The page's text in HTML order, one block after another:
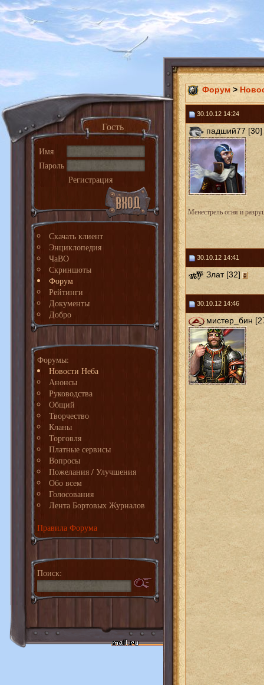
Гость
Имя
Пароль
Регистрация
Скачать клиент
Энциклопедия
ЧаВО
Скриншоты
Форум
Рейтинги
Документы
Добро
Форумы:
Новости Неба
Анонсы
Руководства
Общий
Творчество
Кланы
Торговля
Платные сервисы
Вопросы
Пожелания / Улучшения
Обо всем
Голосования
Лента Бортовых Журналов
Правила Форума
Поиск:
Форум >
30.10.12 14:24
падший77 [30]
Менестрель огня и
30.10.12 14:41
Злат [32]
30.10.12 14:46
мистер_бин